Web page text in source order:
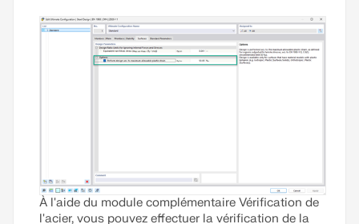
expérimentaux.
Lire la suite
À l'aide du module complémentaire Vérification de
l'acier, vous pouvez effectuer la vérification de la